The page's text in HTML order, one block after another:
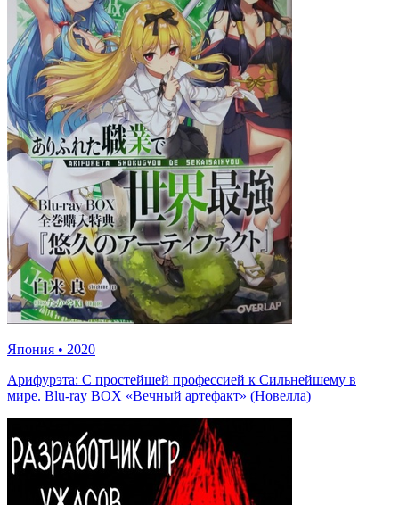
Япония • 2020
Арифурэта: С простейшей профессией к Сильнейшему в
мире. Blu-ray BOX «Вечный артефакт» (Новелла)